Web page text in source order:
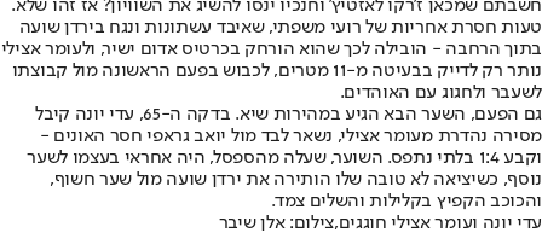
חשבתם שמכאן ז'רקו לאזטיץ' וחנכיו ינסו להשיג את השוויון? אז זהו שלא.
טעות חסרת אחריות של רועי משפתי, שאיבד עשתונות ונגח בירדן שועה
בתוך הרחבה - הובילה לכך שהוא הורחק בכרטיס אדום ישיר, ולעומר אצילי
נותר רק לדייק בבעיטה מ-11 מטרים, לכבוש בפעם הראשונה מול קבוצתו
לשעבר ולחגוג עם האוהדים.
גם הפעם, השער הבא הגיע במהירות שיא. בדקה ה-65, עדי יונה קיבל
מסירה נהדרת מעומר אצילי, נשאר לבד מול יואב גראפי חסר האונים -
וקבע 1:4 בלתי נתפס. השוער, שעלה מהספסל, היה אחראי בעצמו לשער
נוסף, כשיציאה לא טובה שלו הותירה את ירדן שועה מול שער חשוף,
והכוכב הקפיץ בקלילות והשלים צמד.
עדי יונה ועומר אצילי חוגגים,צילום: אלן שיבר